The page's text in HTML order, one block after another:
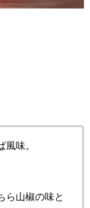
風味。
ら山椒の味と